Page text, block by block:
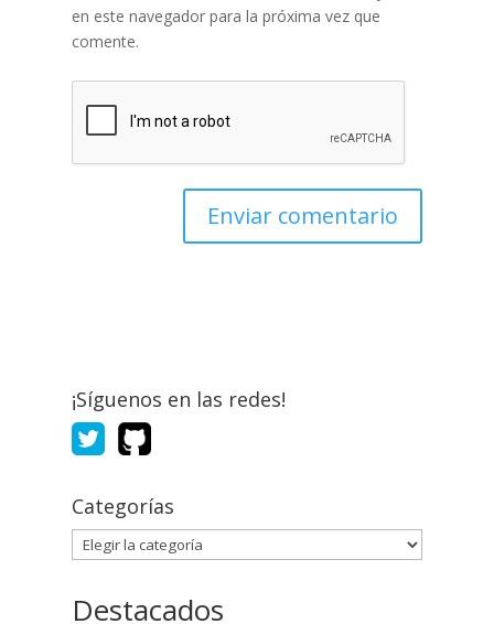
en este navegador para la próxima vez que
comente.
¡Síguenos en las redes!
Categorías
Categorías
Destacados